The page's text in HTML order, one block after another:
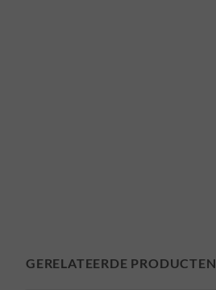
GERELATEERDE PRODUCTEN